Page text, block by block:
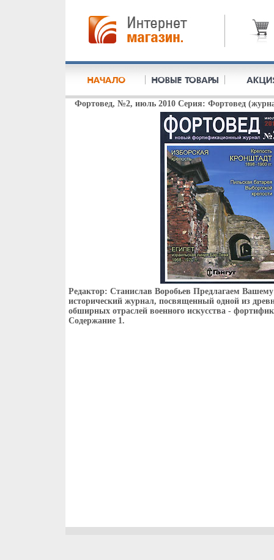
Фортовед, №2, июль 2010 Серия: Фортовед
Редактор: Станислав Воробьев Предлагаем
исторический журнал, посвященный одной из
обширных отраслей военного искусства -
Содержание 1.